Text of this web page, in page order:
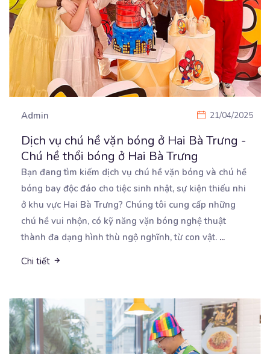
Admin 21/04/2025
Dịch vụ chú hề vặn bóng ở Hai Bà Trưng -
Chú hề thổi bóng ở Hai Bà Trưng
Bạn đang tìm kiếm dịch vụ chú hề vặn bóng và chú hề
bóng bay độc đáo cho tiệc sinh nhật, sự kiện thiếu nhi
ở khu vực Hai Bà Trưng? Chúng tôi cung cấp những
chú hề vui nhộn, có kỹ năng vặn bóng nghệ thuật
thành đa dạng hình thù ngộ nghĩnh, từ con vật. ...
Chi tiết